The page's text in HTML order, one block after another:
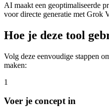
AI maakt een geoptimaliseerde
voor directe generatie met Grok
Hoe je deze tool
Volg deze eenvoudige stappen
maken:
1
Voer je concept in